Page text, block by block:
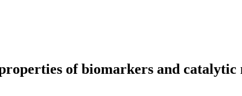
of biomarkers and catalytic